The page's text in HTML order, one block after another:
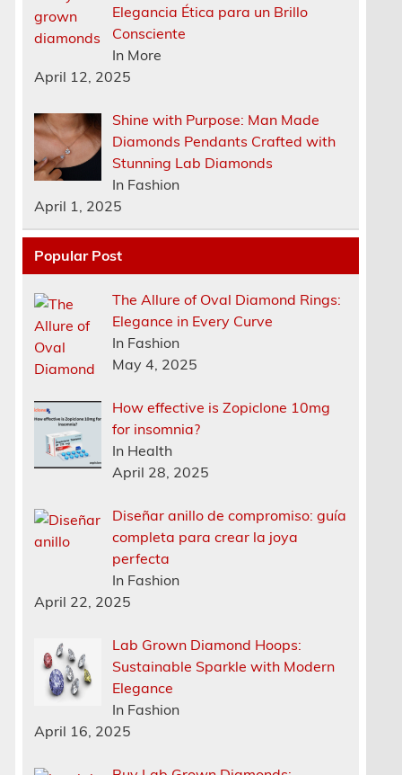
Elegancia Ética para un Brillo
Consciente
In More
April 12, 2025
Shine with Purpose: Man Made
Diamonds Pendants Crafted with
Stunning Lab Diamonds
In Fashion
April 1, 2025
Popular Post
The Allure of Oval Diamond Rings:
Elegance in Every Curve
In Fashion
May 4, 2025
How effective is Zopiclone 10mg
for insomnia?
In Health
April 28, 2025
Diseñar anillo de compromiso: guía
completa para crear la joya
perfecta
In Fashion
April 22, 2025
Lab Grown Diamond Hoops:
Sustainable Sparkle with Modern
Elegance
In Fashion
April 16, 2025